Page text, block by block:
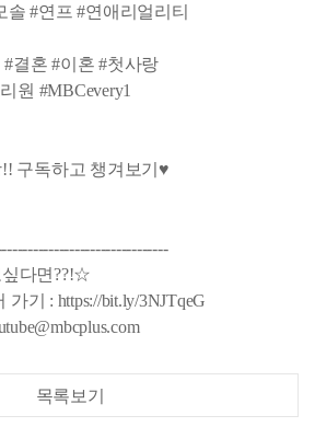
#연프 #연애리얼리티
결혼 #이혼 #첫사랑
원 #MBCevery1
구독하고 챙겨보기♥
다면??!☆
기 : https://bit.ly/3NJTqeG
목록보기